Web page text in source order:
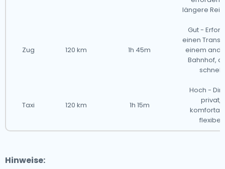
längere
Zug 120 km 1h 45m
Gut -
einen
einem
Bahnhof,
schnell
Taxi 120 km 1h 15m
Hoch -
privat,
flexibel
Hinweise: